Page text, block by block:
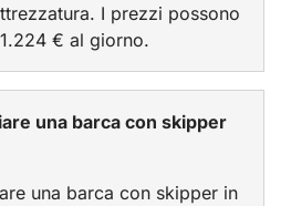
I prezzi possono
€ al giorno.
una barca con skipper
una barca con skipper in